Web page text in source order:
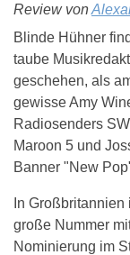
Review von
Blinde Hühner
taube
geschehen, als
gewisse Amy
Radiosenders
Maroon 5 und
Banner "New
In
große Nummer
Nominierung im